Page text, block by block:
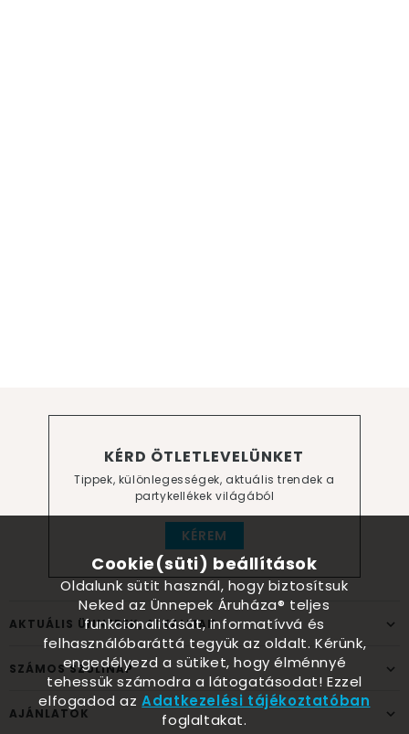
KÉRD ÖTLETLEVELÜNKET
Tippek, különlegességek, aktuális trendek a
partykellékek világából
KÉREM
AKTUÁLIS ÜNNEPEK, ALKALMAK
SZÁMOS SZÜLINAP
AJÁNLATOK
Cookie(süti) beállítások
Oldalunk sütit használ, hogy biztosítsuk
Neked az Ünnepek Áruháza® teljes
funkcionalitását, informatívvá és
felhasználóbaráttá tegyük az oldalt. Kérünk,
engedélyezd a sütiket, hogy élménnyé
tehessük számodra a látogatásodat! Ezzel
elfogadod azAdatkezelési tájékoztatóban
foglaltakat.